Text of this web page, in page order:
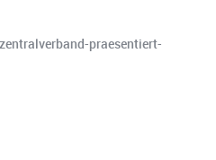
praesentiert-